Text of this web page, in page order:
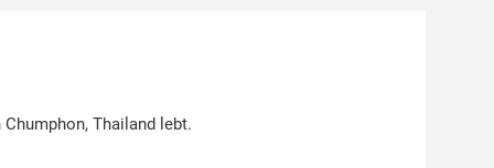
Thailand lebt.